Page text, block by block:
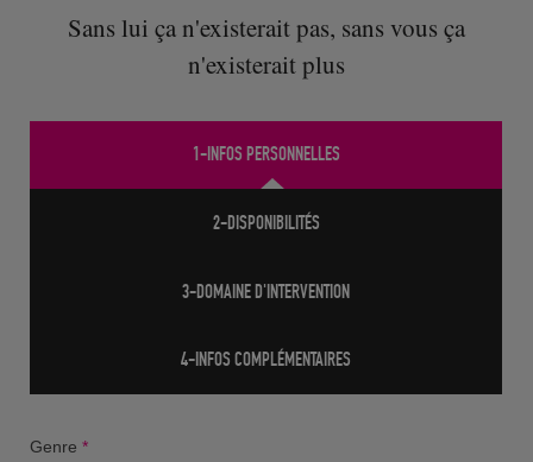
Sans lui ça n'existerait pas, sans vous ça
n'existerait plus
1-INFOS PERSONNELLES
2-DISPONIBILITÉS
3-DOMAINE D'INTERVENTION
4-INFOS COMPLÉMENTAIRES
Genre *